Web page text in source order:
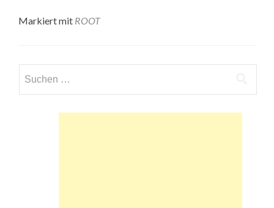
Markiert mit ROOT
nach: